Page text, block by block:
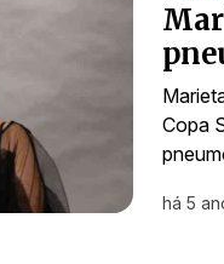
Copa
há 5